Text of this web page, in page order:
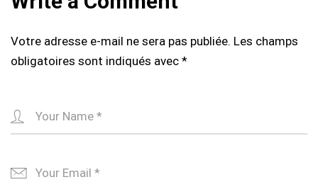
Votre adresse e-mail ne sera pas publiée. Les champs
obligatoires sont indiqués avec *